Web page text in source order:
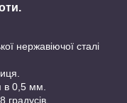
нержавіючої сталі
в 0,5 мм.
градусів.